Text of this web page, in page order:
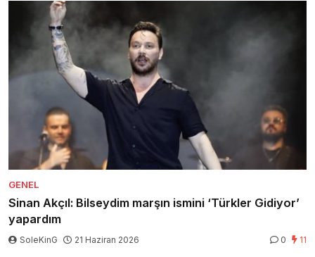
GENEL
Sinan Akçıl: Bilseydim marşın ismini ‘Türkler Gidiyor’
yapardım
SoleKinG 21 Haziran 2026 0 11